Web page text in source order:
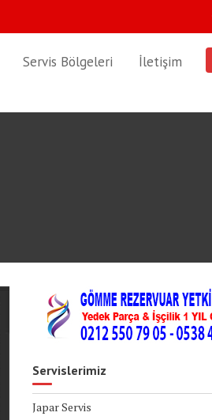
Servis Bölgeleri İletişim
Servislerimiz
Japar Servis